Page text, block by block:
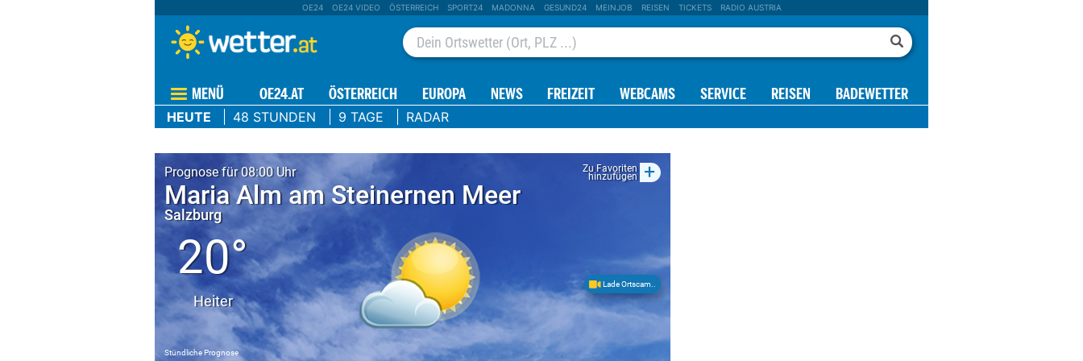
OE24 OE24 VIDEO ÖSTERREICH SPORT24 MADONNA GESUND24 MEINJOB REISEN TICKETS RADIO AUSTRIA
MENÜ OE24.AT ÖSTERREICH EUROPA NEWS FREIZEIT WEBCAMS SERVICE REISEN BADEWETTER
HEUTE 48 STUNDEN 9 TAGE RADAR
Prognose für 08:00 Uhr Zu Favoriten
hinzufügen +
Maria Alm am Steinernen Meer
Salzburg
20°
Heiter
Lade Ortscam..
Stündliche Prognose